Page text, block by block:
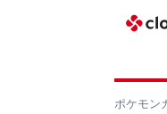
ポケモン